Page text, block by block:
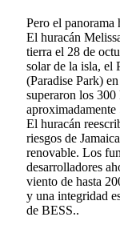
Pero el panorama
El huracán
tierra el 28 de
solar de la isla, el
(Paradise Park)
superaron los
El huracán
riesgos de
renovable. Los
desarrolladores
viento de hasta
y una integridad
de BESS..